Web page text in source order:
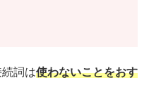
詞は使わないことをおす